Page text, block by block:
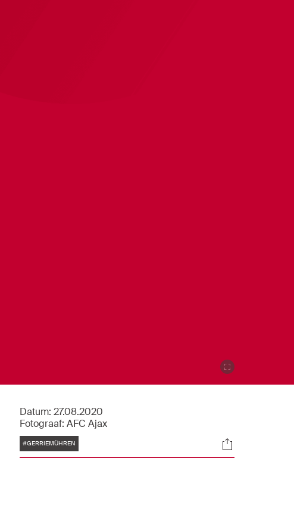
Datum: 27.08.2020
Fotograaf: AFC Ajax
Tags
#GERRIEMÜHREN Socials